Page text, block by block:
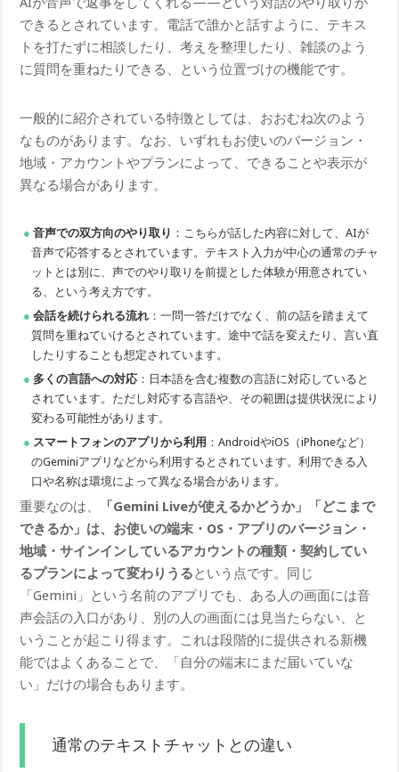
できるとされています。電話で誰かと話すように、テキス
トを打たずに相談したり、考えを整理したり、雑談のよう
に質問を重ねたりできる、という位置づけの機能です。
一般的に紹介されている特徴としては、おおむね次のよう
なものがあります。なお、いずれもお使いのバージョン・
地域・アカウントやプランによって、できることや表示が
異なる場合があります。
音声での双方向のやり取り ：こちらが話した内容に対して、AIが
音声で応答するとされています。テキスト入力が中心の通常のチャ
ットとは別に、声でのやり取りを前提とした体験が用意されてい
る、という考え方です。
会話を続けられる流れ ：一問一答だけでなく、前の話を踏まえて
質問を重ねていけるとされています。途中で話を変えたり、言い直
したりすることも想定されています。
多くの言語への対応 ：日本語を含む複数の言語に対応していると
されています。ただし対応する言語や、その範囲は提供状況により
変わる可能性があります。
スマートフォンのアプリから利用 ：AndroidやiOS（iPhoneなど）
のGeminiアプリなどから利用するとされています。利用できる入
口や名称は環境によって異なる場合があります。
重要なのは、
「Gemini Liveが使えるかどうか」「どこまで
できるか」は、お使いの端末・OS・アプリのバージョン・
地域・サインインしているアカウントの種類・契約してい
るプランによって変わりうるという点です。同じ
「Gemini」という名前のアプリでも、ある人の画面には音
声会話の入口があり、別の人の画面には見当たらない、と
いうことが起こり得ます。これは段階的に提供される新機
能ではよくあることで、「自分の端末にまだ届いていな
い」だけの場合もあります。
通常のテキストチャットとの違い